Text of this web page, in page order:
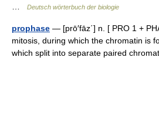
Deutsch wörterbuch der biologie
prophase — [prō′fāz΄] n. [ PRO 1 +
mitosis, during which the chromatin is
which split into separate paired